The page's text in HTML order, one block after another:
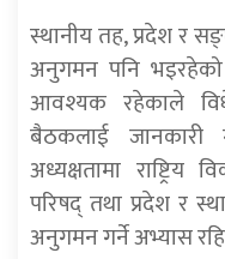
स्थानीय तह, प्रदेश र
अनुगमन पनि भइरहेको
आवश्यक रहेकाले
बैठकलाई जानकारी
अध्यक्षतामा राष्ट्रिय
परिषद् तथा प्रदेश र
अनुगमन गर्ने अभ्यास